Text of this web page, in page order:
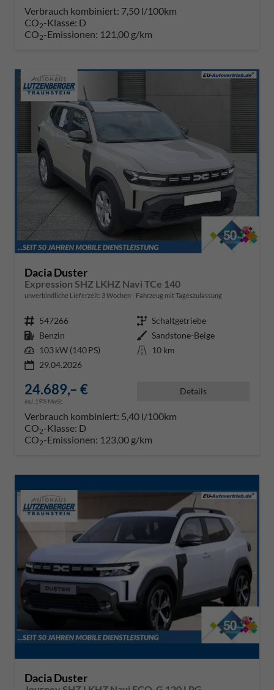
Verbrauch kombiniert: 7,50 l/100km
CO2-Klasse: D
CO2-Emissionen: 121,00 g/km
Dacia Duster
Expression SHZ LKHZ Navi TCe 140
unverbindliche Lieferzeit: 3 Wochen Fahrzeug mit Tageszulassung
Fahrzeugnr. 547266 Getriebe Schaltgetriebe
Kraftstoff Benzin Außenfarbe Sandstone-Beige
Leistung 103 kW (140 PS) Kilometerstand 10 km
29.04.2026
24.689,– €
incl. 19% MwSt.
Details
Verbrauch kombiniert: 5,40 l/100km
CO2-Klasse: D
CO2-Emissionen: 123,00 g/km
Dacia Duster